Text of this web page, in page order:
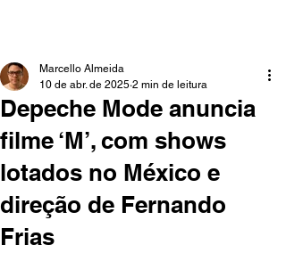
Depeche Mode anuncia
filme ‘M’, com shows
lotados no México e
direção de Fernando
Frias
Marcello Almeida
10 de abr. de 2025 2 min de leitura